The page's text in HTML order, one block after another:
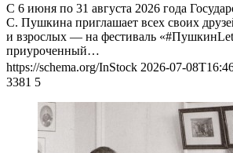
С 6 июня по 31 августа 2026 года
С. Пушкина приглашает всех своих
и взрослых — на фестиваль
приуроченный…
https://schema.org/InStock 2026-07-
3381 5